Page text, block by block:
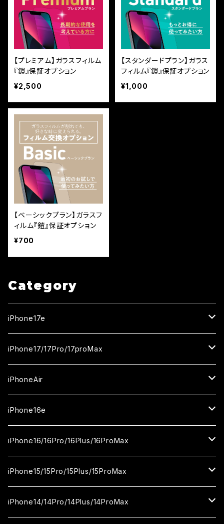
【プレミアム】ガラスフィルム
『鎧』保証オプション
¥2,500
【スタンダードプラン】ガラス
フィルム『鎧』保証オプション
¥1,000
【ベーシックプラン】ガラスフ
ィルム『鎧』保証オプション
¥700
Category
iPhone17e
ガラスフィルム
セラミックフィルム
カメラ用フィルム
iPhone17/17Pro/17proMax
iPhone17
ガラスフィルム
セラミックフィルム
iPhone17Pro
ガラスフィルム
セラミックフィルム
iPhone17proMax
ガラスフィルム
セラミックフィルム
iPhoneAir
ガラスフィルム
セラミックフィルム
カメラ用フィルム
iPhone16e
ガラスフィルム
セラミックフィルム
カメラ用フィルム
iPhone16/16Pro/16Plus/16ProMax
iPhone16
ガラスフィルム
iPhone16Pro
iPhone15/15Pro/15Plus/15ProMax
iPhone15
iPhone14/14Pro/14Plus/14ProMax